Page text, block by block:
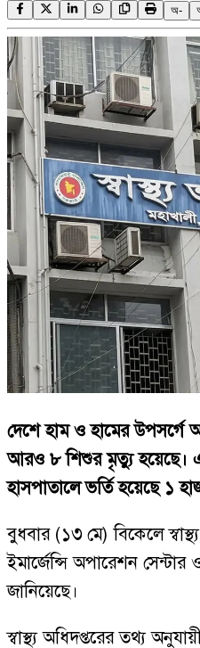
অ-
দেশে হাম ও হামের উপসর্গে
আরও ৮ শিশুর মৃত্যু হয়েছে।
হাসপাতালে ভর্তি হয়েছে ১
বুধবার (১৩ মে) বিকেলে
ইমার্জেন্সি অপারেশন
জানিয়েছে।
স্বাস্থ্য অধিদপ্তরের তথ্য